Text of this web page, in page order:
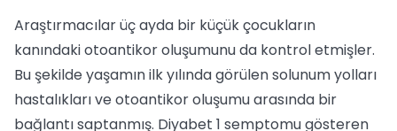
Araştırmacılar üç ayda bir küçük çocukların
kanındaki otoantikor oluşumunu da kontrol etmişler.
Bu şekilde yaşamın ilk yılında görülen solunum yolları
hastalıkları ve otoantikor oluşumu arasında bir
bağlantı saptanmış. Diyabet 1 semptomu gösteren